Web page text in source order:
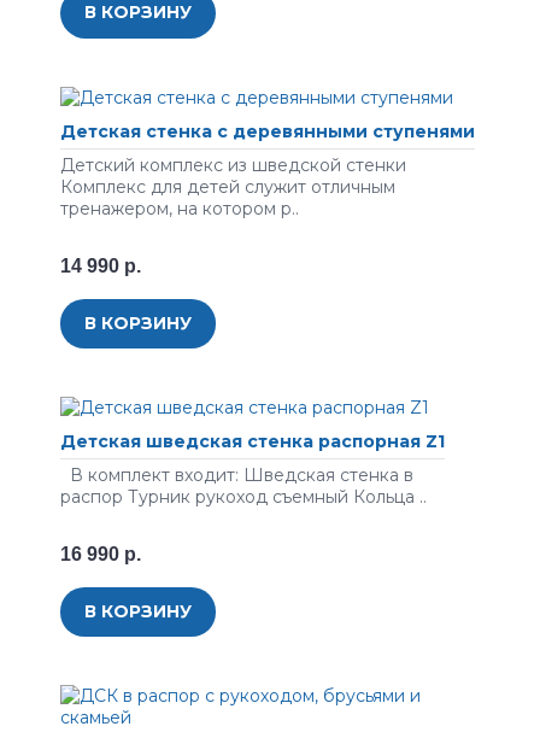
В КОРЗИНУ
Детская стенка с деревянными ступенями
Детский комплекс из шведской стенки
Комплекс для детей служит отличным
тренажером, на котором р..
14 990 р.
В КОРЗИНУ
Детская шведская стенка распорная Z1
В комплект входит: Шведская стенка в
распор Турник рукоход съемный Кольца ..
16 990 р.
В КОРЗИНУ